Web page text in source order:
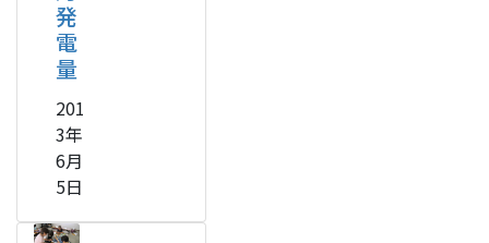
発
電
量
201
3年
6月
5日